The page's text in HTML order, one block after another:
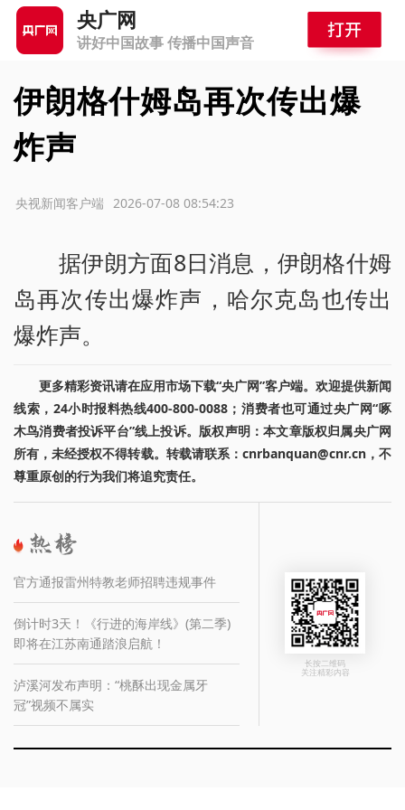
央广网
讲好中国故事 传播中国声音
伊朗格什姆岛再次传出爆
炸声
2026-07-08 08:54:23
央视新闻客户端
据伊朗方面8日消息，伊朗格什姆
岛再次传出爆炸声，哈尔克岛也传出
爆炸声。
更多精彩资讯请在应用市场下载“央广网”客户端。欢迎提供新闻
线索，24小时报料热线400-800-0088；消费者也可通过央广网“啄
木鸟消费者投诉平台”线上投诉。版权声明：本文章版权归属央广网
所有，未经授权不得转载。转载请联系：cnrbanquan@cnr.cn，不
尊重原创的行为我们将追究责任。
官方通报雷州特教老师招聘违规事件
倒计时3天！《行进的海岸线》(第二季)
即将在江苏南通踏浪启航！
泸溪河发布声明：“桃酥出现金属牙
冠”视频不属实
长按二维码
关注精彩内容